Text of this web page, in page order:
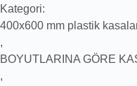
Kategori:
400x600 mm plastik
,
BOYUTLARINA GÖRE
,